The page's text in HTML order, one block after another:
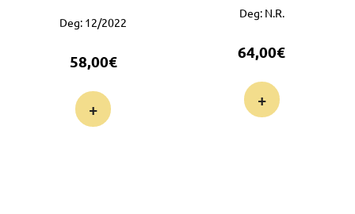
Deg: 12/2022
58,00€
+
Deg: N.r.
64,00€
+